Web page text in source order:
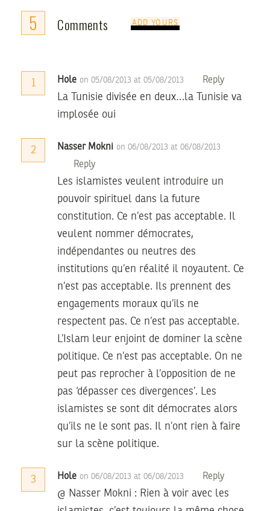
5 Comments ADD YOURS
Hole on 05/08/2013 at 05/08/2013 Reply
La Tunisie divisée en deux…la Tunisie va
implosée oui
2 Nasser Mokni on 06/08/2013 at 06/08/2013
Reply
Les islamistes veulent introduire un
pouvoir spirituel dans la future
constitution. Ce n’est pas acceptable. Il
veulent nommer démocrates,
indépendantes ou neutres des
institutions qu’en réalité il noyautent. Ce
n’est pas acceptable. Ils prennent des
engagements moraux qu’ils ne
respectent pas. Ce n’est pas acceptable.
L’Islam leur enjoint de dominer la scène
politique. Ce n’est pas acceptable. On ne
peut pas reprocher à l’opposition de ne
pas ‘dépasser ces divergences’. Les
islamistes se sont dit démocrates alors
qu’ils ne le sont pas. Il n’ont rien à faire
sur la scène politique.
3 Hole on 06/08/2013 at 06/08/2013 Reply
@ Nasser Mokni : Rien à voir avec les